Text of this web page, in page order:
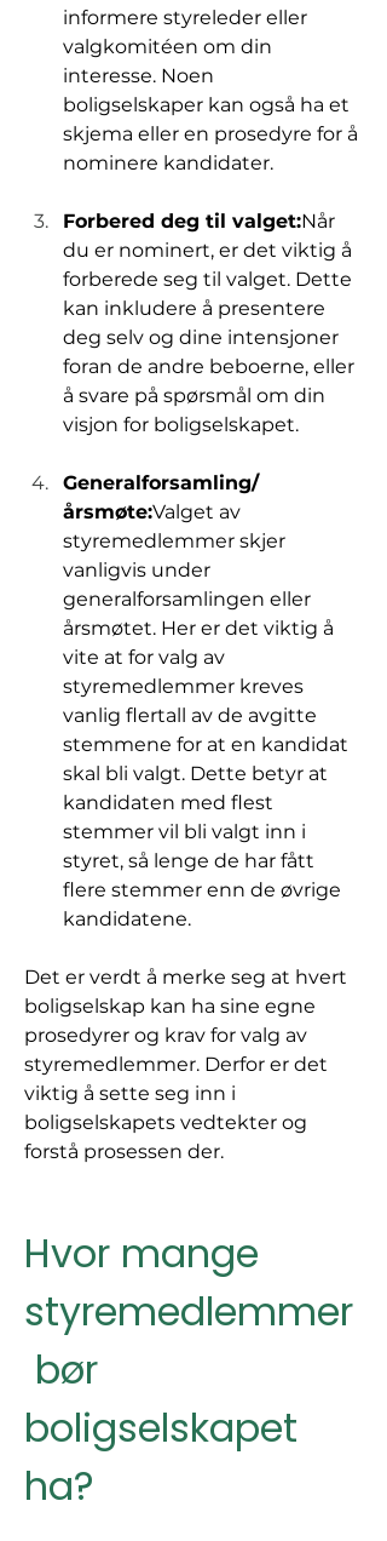
informere styreleder eller
valgkomitéen om din
interesse. Noen
boligselskaper kan også ha et
skjema eller en prosedyre for å
nominere kandidater.
Forbered deg til valget:Når
du er nominert, er det viktig å
forberede seg til valget. Dette
kan inkludere å presentere
deg selv og dine intensjoner
foran de andre beboerne, eller
å svare på spørsmål om din
visjon for boligselskapet.
Generalforsamling/
årsmøte:Valget av
styremedlemmer skjer
vanligvis under
generalforsamlingen eller
årsmøtet. Her er det viktig å
vite at for valg av
styremedlemmer kreves
vanlig flertall av de avgitte
stemmene for at en kandidat
skal bli valgt. Dette betyr at
kandidaten med flest
stemmer vil bli valgt inn i
styret, så lenge de har fått
flere stemmer enn de øvrige
kandidatene.
Det er verdt å merke seg at hvert
boligselskap kan ha sine egne
prosedyrer og krav for valg av
styremedlemmer. Derfor er det
viktig å sette seg inn i
boligselskapets vedtekter og
forstå prosessen der.
Hvor mange
styremedlemmer
bør
boligselskapet
ha?